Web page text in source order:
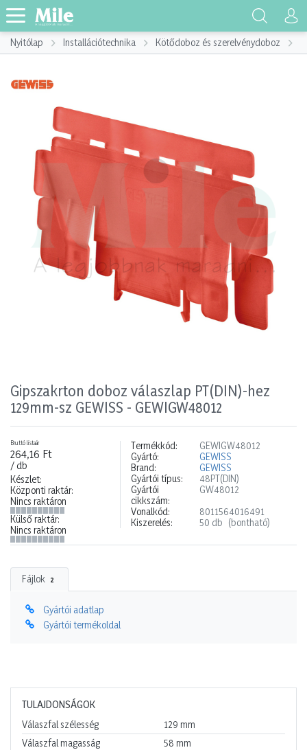
Nyitólap Installációtechnika Kötődoboz és szerelvénydoboz
Gipszakrton doboz válaszlap PT(DIN)-hez
129mm-sz GEWISS - GEWIGW48012
Bruttó listaár
264,16 Ft
/ db
Készlet:
Központi raktár:
Nincs raktáron
Külső raktár:
Nincs raktáron
Termékkód:
GEWIGW48012
Gyártó:
GEWISS
Brand:
GEWISS
Gyártói típus:
48PT(DIN)
Gyártói
cikkszám:
GW48012
Vonalkód:
8011564016491
Kiszerelés:
50 db (bontható)
Fájlok 2
Gyártói adatlap
Gyártói termékoldal
TULAJDONSÁGOK
Válaszfal szélesség
129 mm
Válaszfal magasság
58 mm